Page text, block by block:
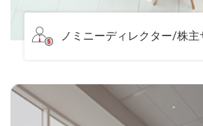
ノミニーディレクター/株主